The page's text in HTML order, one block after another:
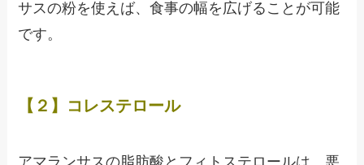
サスの粉を使えば、食事の幅を広げることが可能
です。
【２】コレステロール